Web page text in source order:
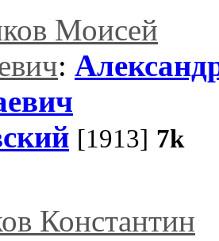
Моисей
:
[1913] 7k
Константин